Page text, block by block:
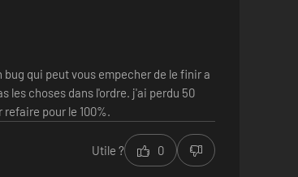
qui peut vous empecher de le finir a
les choses dans l'ordre. j'ai perdu 50
pour le 100%.
Utile ? 0